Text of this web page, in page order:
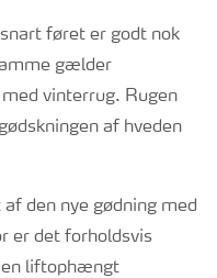
føret er godt nok
gælder
vinterrug. Rugen
af hveden
den nye gødning med
er det forholdsvis
en liftophængt